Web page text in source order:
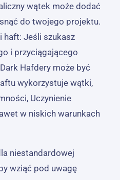
wątek może dodać
do twojego projektu.
haft: Jeśli szukasz
i przyciągającego
Hafdery może być
wykorzystuje wątki,
Uczynienie
w niskich warunkach
niestandardowej
wziąć pod uwagę